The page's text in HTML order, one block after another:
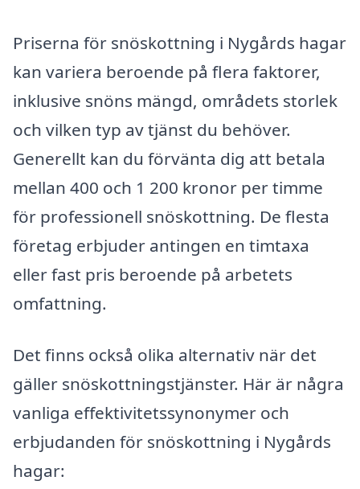
Priserna för snöskottning i Nygårds hagar
kan variera beroende på flera faktorer,
inklusive snöns mängd, områdets storlek
och vilken typ av tjänst du behöver.
Generellt kan du förvänta dig att betala
mellan 400 och 1 200 kronor per timme
för professionell snöskottning. De flesta
företag erbjuder antingen en timtaxa
eller fast pris beroende på arbetets
omfattning.
Det finns också olika alternativ när det
gäller snöskottningstjänster. Här är några
vanliga effektivitetssynonymer och
erbjudanden för snöskottning i Nygårds
hagar: